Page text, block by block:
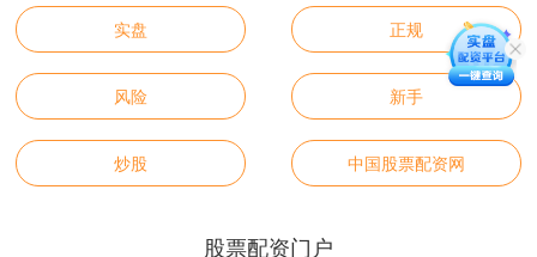
实盘 正规
风险 新手
炒股 中国股票配资网
股票配资门户